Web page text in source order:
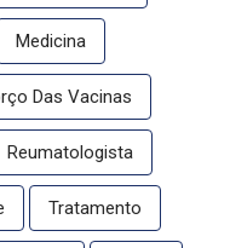
Medicina
Das Vacinas
Reumatologista
Tratamento